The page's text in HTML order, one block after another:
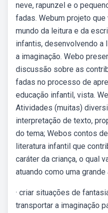
neve, rapunzel e o
fadas. Webum projeto
mundo da leitura e da
infantis, desenvolvendo a
a imaginação. Webo
discussão sobre as
fadas no processo de
educação infantil, vista.
Atividades (muitas)
interpretação de texto,
do tema; Webos contos
literatura infantil que
caráter da criança, o qual
atuando como uma grande
· criar situações de
transportar a imaginação